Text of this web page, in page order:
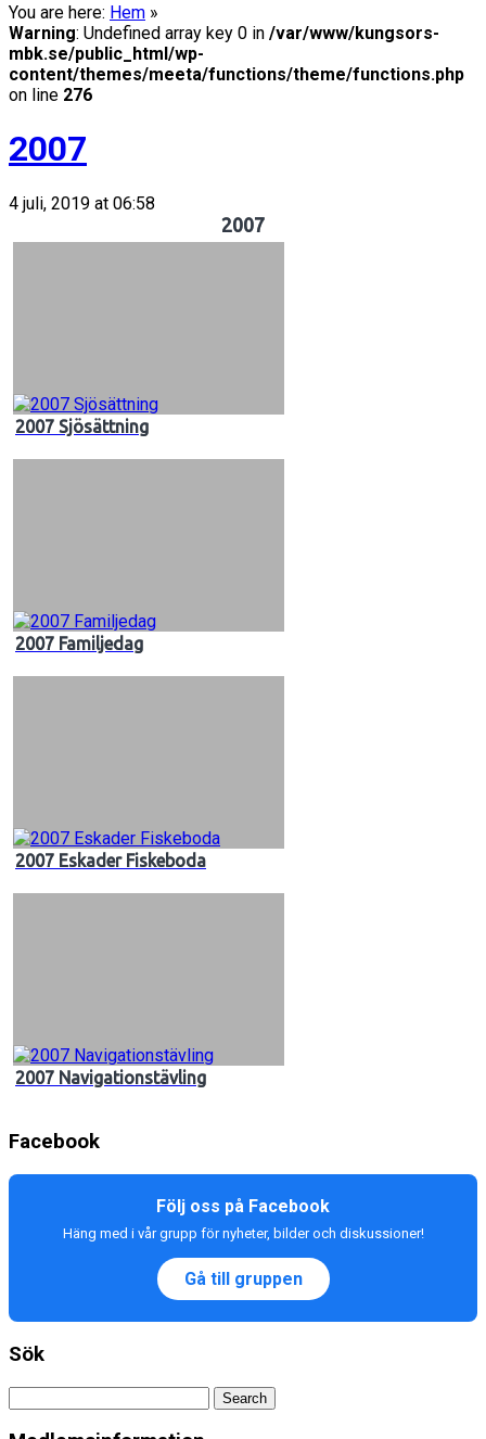
You are here: Hem »
Warning: Undefined array key 0 in /var/www/kungsors-
mbk.se/public_html/wp-
content/themes/meeta/functions/theme/functions.php
on line 276
2007
4 juli, 2019 at 06:58
2007
2007 Sjösättning
2007 Familjedag
2007 Eskader Fiskeboda
2007 Navigationstävling
Facebook
Följ oss på Facebook
Häng med i vår grupp för nyheter, bilder och diskussioner!
Gå till gruppen
Sök